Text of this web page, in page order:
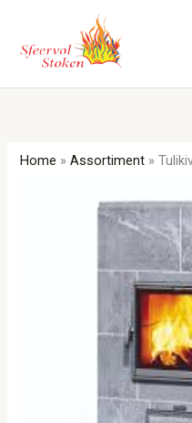
inhoud
Home »Assortiment »